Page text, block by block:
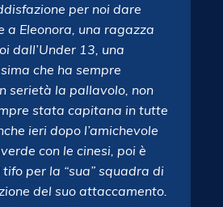
per noi dare
a Eleonora, una ragazza
dall’Under 13, una
che ha sempre
serietà la pallavolo, non
stata capitana in tutte
ieri dopo l’amichevole
con le cinesi, poi è
per la “sua” squadra di
del suo attaccamento.